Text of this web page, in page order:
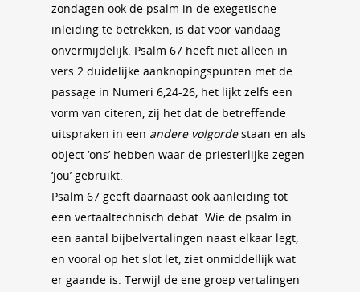
zondagen ook de psalm in de exegetische
inleiding te betrekken, is dat voor vandaag
onvermijdelijk. Psalm 67 heeft niet alleen in
vers 2 duidelijke aanknopingspunten met de
passage in Numeri 6,24-26, het lijkt zelfs een
vorm van citeren, zij het dat de betreffende
uitspraken in een andere volgordestaan en als
object ‘ons’ hebben waar de priesterlijke zegen
‘jou’ gebruikt.
Psalm 67 geeft daarnaast ook aanleiding tot
een vertaaltechnisch debat. Wie de psalm in
een aantal bijbelvertalingen naast elkaar legt,
en vooral op het slot let, ziet onmiddellijk wat
er gaande is. Terwijl de ene groep vertalingen